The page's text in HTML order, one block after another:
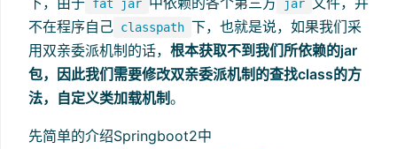
fat jar jar
不在程序自己 classpath 下，也就是说，如果我们采
用双亲委派机制的话， 根本获取不到我们所依赖的jar
包，因此我们需要修改双亲委派机制的查找class的方
法，自定义类加载机制。
先简单的介绍Springboot2中